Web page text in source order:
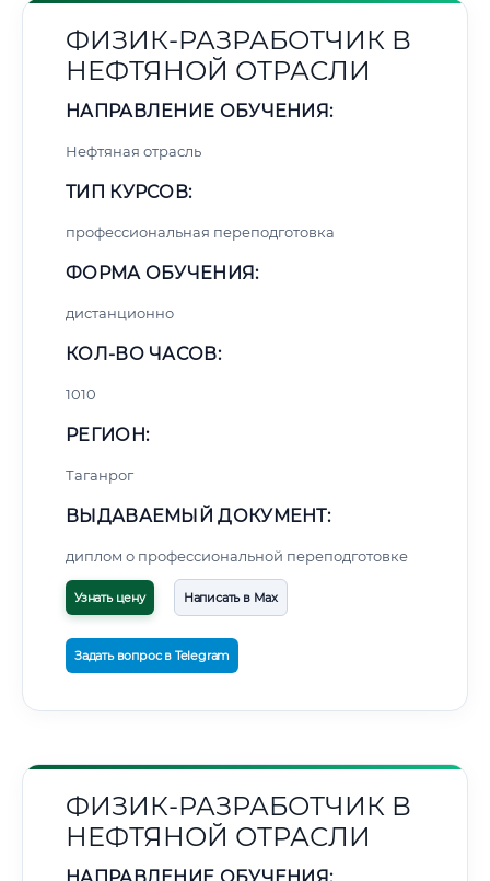
ФИЗИК-РАЗРАБОТЧИК В
НЕФТЯНОЙ ОТРАСЛИ
НАПРАВЛЕНИЕ ОБУЧЕНИЯ:
Нефтяная отрасль
ТИП КУРСОВ:
профессиональная переподготовка
ФОРМА ОБУЧЕНИЯ:
дистанционно
КОЛ-ВО ЧАСОВ:
1010
РЕГИОН:
Таганрог
ВЫДАВАЕМЫЙ ДОКУМЕНТ:
диплом о профессиональной переподготовке
Узнать цену Написать в Max
Задать вопрос в Telegram
ФИЗИК-РАЗРАБОТЧИК В
НЕФТЯНОЙ ОТРАСЛИ